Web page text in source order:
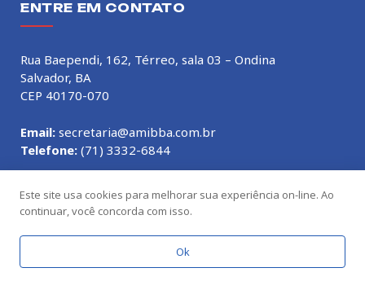
ENTRE EM CONTATO
Rua Baependi, 162, Térreo, sala 03 – Ondina
Salvador, BA
CEP 40170-070
Email: secretaria@amibba.com.br
Telefone: (71) 3332-6844
Este site usa cookies para melhorar sua experiência on-line. Ao
continuar, você concorda com isso.
Ok